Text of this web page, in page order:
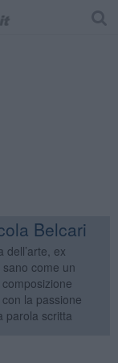
Belcari
dell’arte, ex
come un
la passione
parola scritta